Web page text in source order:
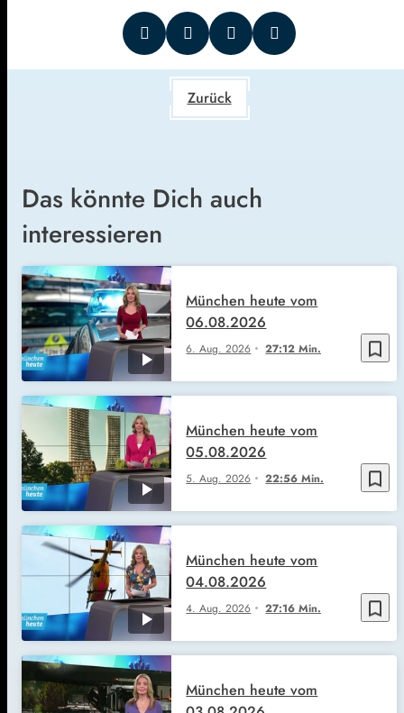
Zurück
Das könnte Dich auch
interessieren
bookmark_border
6. Aug. 2026 27:12 Min.
München heute vom
06.08.2026
bookmark_border
5. Aug. 2026 22:56 Min.
München heute vom
05.08.2026
bookmark_border
4. Aug. 2026 27:16 Min.
München heute vom
04.08.2026
München heute vom